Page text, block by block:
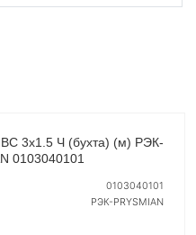
3х1.5 Ч (бухта) (м) РЭК-
0103040101
0103040101
РЭК-PRYSMIAN